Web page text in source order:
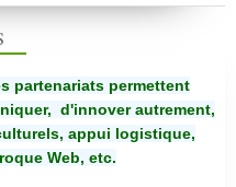
partenariats permettent
d'innover autrement,
appui logistique,
Web, etc.